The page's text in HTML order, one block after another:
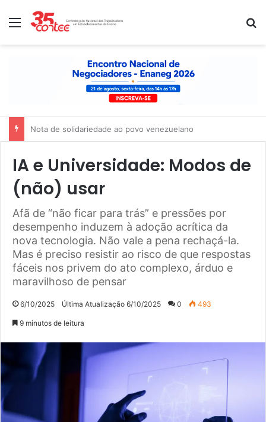
Menu
Nota de solidariedade ao povo venezuelano
IA e Universidade: Modos de
(não) usar
Afã de “não ficar para trás” e pressões por
desempenho induzem à adoção acrítica da
nova tecnologia. Não vale a pena rechaçá-la.
Mas é preciso resistir ao risco de que respostas
fáceis nos privem do ato complexo, árduo e
maravilhoso de pensar
6/10/2025 Última Atualização 6/10/2025 0 493
9 minutos de leitura